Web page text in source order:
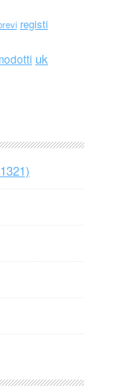
registi
uk